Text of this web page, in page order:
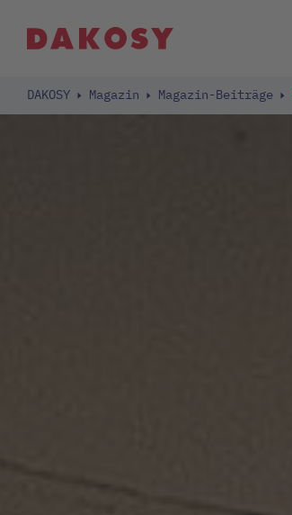
DAKOSY Magazin Magazin-Beiträge